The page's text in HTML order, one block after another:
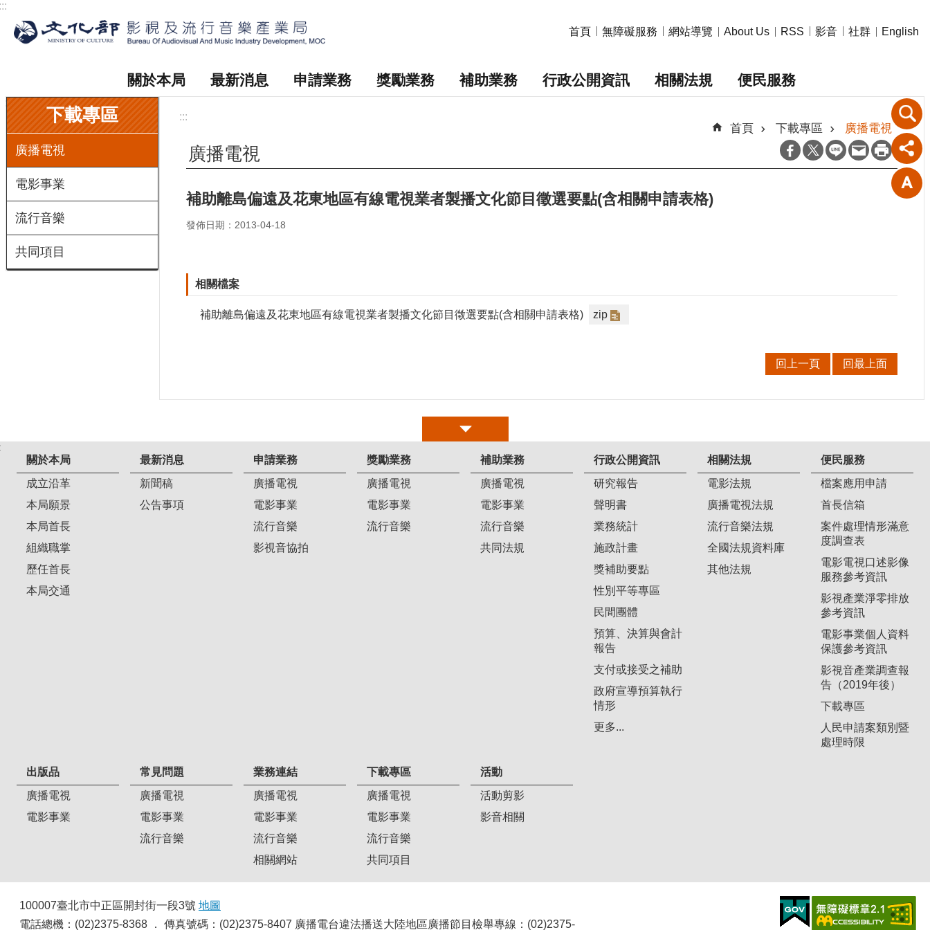
首頁 無障礙服務 網站導覽 About Us RSS 影音 社群 English
關於本局 最新消息 申請業務 獎勵業務 補助業務 行政公開資訊 相關法規 便民服務
:::
下載專區
廣播電視
電影事業
流行音樂
共同項目
:::
首頁 下載專區 廣播電視
廣播電視
補助離島偏遠及花東地區有線電視業者製播文化節目徵選要點(含相關申請表格)
發佈日期：2013-04-18
相關檔案
補助離島偏遠及花東地區有線電視業者製播文化節目徵選要點(含相關申請表格) zip
回上一頁 回最上面
關於本局
成立沿革
本局願景
本局首長
組織職掌
歷任首長
本局交通
最新消息
新聞稿
公告事項
申請業務
廣播電視
電影事業
流行音樂
影視音協拍
獎勵業務
廣播電視
電影事業
流行音樂
補助業務
廣播電視
電影事業
流行音樂
共同法規
行政公開資訊
研究報告
聲明書
業務統計
施政計畫
獎補助要點
性別平等專區
民間團體
預算、決算與會計
報告
支付或接受之補助
政府宣導預算執行
情形
更多...
相關法規
電影法規
廣播電視法規
流行音樂法規
全國法規資料庫
其他法規
便民服務
檔案應用申請
首長信箱
案件處理情形滿意
度調查表
電影電視口述影像
服務參考資訊
影視產業淨零排放
參考資訊
電影事業個人資料
保護參考資訊
影視音產業調查報
告（2019年後）
下載專區
人民申請案類別暨
處理時限
出版品
廣播電視
電影事業
常見問題
廣播電視
電影事業
流行音樂
業務連結
廣播電視
電影事業
流行音樂
相關網站
下載專區
廣播電視
電影事業
流行音樂
共同項目
活動
活動剪影
影音相關
100007臺北市中正區開封街一段3號 地圖
電話總機：(02)2375-8368 ． 傳真號碼：(02)2375-8407 廣播電台違法播送大陸地區廣播節目檢舉專線：(02)2375-